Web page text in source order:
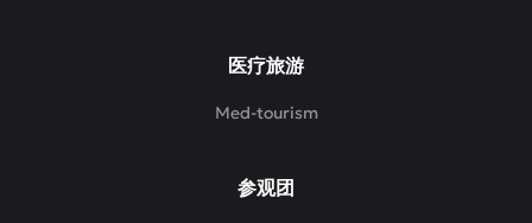
医疗旅游
Med-tourism
参观团